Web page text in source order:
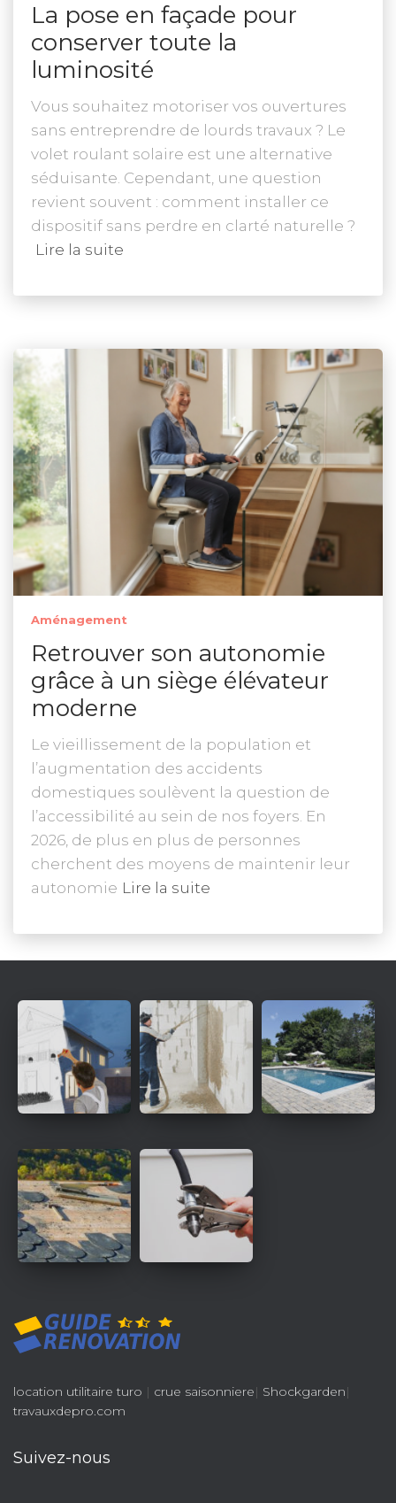
La pose en façade pour
conserver toute la
luminosité
Vous souhaitez motoriser vos ouvertures
sans entreprendre de lourds travaux ? Le
volet roulant solaire est une alternative
séduisante. Cependant, une question
revient souvent : comment installer ce
dispositif sans perdre en clarté naturelle ?
Lire la suite
Aménagement
Retrouver son autonomie
grâce à un siège élévateur
moderne
Le vieillissement de la population et
l’augmentation des accidents
domestiques soulèvent la question de
l’accessibilité au sein de nos foyers. En
2026, de plus en plus de personnes
cherchent des moyens de maintenir leur
autonomie Lire la suite
location utilitaire turo | crue saisonniere| Shockgarden|
travauxdepro.com
Suivez-nous